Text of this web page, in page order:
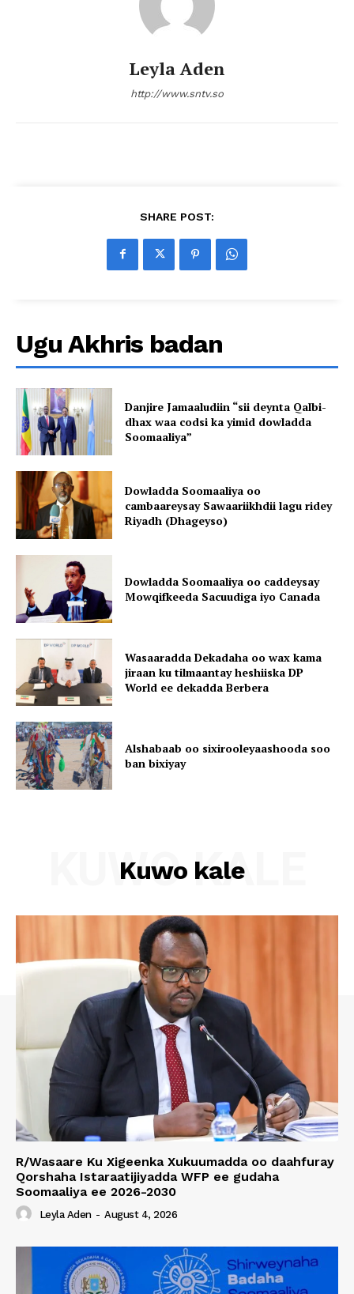
Leyla Aden
http://www.sntv.so
SHARE POST:
Ugu Akhris badan
Danjire Jamaaludiin “sii deynta Qalbi-
dhax waa codsi ka yimid dowladda
Soomaaliya”
Dowladda Soomaaliya oo
cambaareysay Sawaariikhdii lagu ridey
Riyadh (Dhageyso)
Dowladda Soomaaliya oo caddeysay
Mowqifkeeda Sacuudiga iyo Canada
Wasaaradda Dekadaha oo wax kama
jiraan ku tilmaantay heshiiska DP
World ee dekadda Berbera
Alshabaab oo sixirooleyaashooda soo
ban bixiyay
Kuwo kale
KUWO KALE
R/Wasaare Ku Xigeenka Xukuumadda oo daahfuray
Qorshaha Istaraatijiyadda WFP ee gudaha
Soomaaliya ee 2026-2030
Leyla Aden - August 4, 2026